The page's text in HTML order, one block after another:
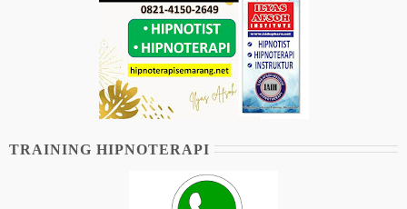
TRAINING HIPNOTERAPI